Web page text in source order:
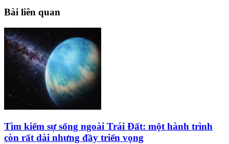
Bài liên quan
Tìm kiếm sự sống ngoài Trái Đất: một hành trình
còn rất dài nhưng đầy triển vọng